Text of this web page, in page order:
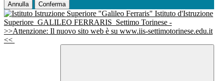
Annulla Conferma
Istituto d'Istruzione
Superiore GALILEO FERRARIS Settimo Torinese -
>>Attenzione: Il nuovo sito web è su www.iis-settimotorinese.edu.it
<<